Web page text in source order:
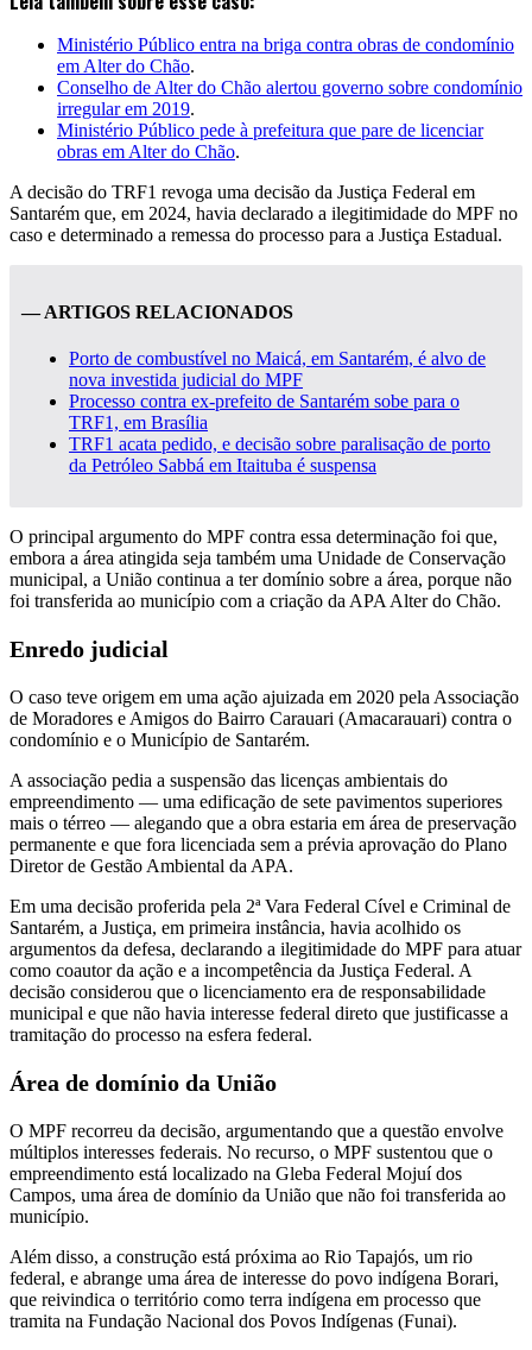
Ministério Público entra na briga contra obras de condomínio
em Alter do Chão.
Conselho de Alter do Chão alertou governo sobre condomínio
irregular em 2019.
Ministério Público pede à prefeitura que pare de licenciar
obras em Alter do Chão.
A decisão do TRF1 revoga uma decisão da Justiça Federal em
Santarém que, em 2024, havia declarado a ilegitimidade do MPF no
caso e determinado a remessa do processo para a Justiça Estadual.
— ARTIGOS RELACIONADOS
Porto de combustível no Maicá, em Santarém, é alvo de
nova investida judicial do MPF
Processo contra ex-prefeito de Santarém sobe para o
TRF1, em Brasília
TRF1 acata pedido, e decisão sobre paralisação de porto
da Petróleo Sabbá em Itaituba é suspensa
O principal argumento do MPF contra essa determinação foi que,
embora a área atingida seja também uma Unidade de Conservação
municipal, a União continua a ter domínio sobre a área, porque não
foi transferida ao município com a criação da APA Alter do Chão.
Enredo judicial
O caso teve origem em uma ação ajuizada em 2020 pela Associação
de Moradores e Amigos do Bairro Carauari (Amacarauari) contra o
condomínio e o Município de Santarém.
A associação pedia a suspensão das licenças ambientais do
empreendimento — uma edificação de sete pavimentos superiores
mais o térreo — alegando que a obra estaria em área de preservação
permanente e que fora licenciada sem a prévia aprovação do Plano
Diretor de Gestão Ambiental da APA.
Em uma decisão proferida pela 2ª Vara Federal Cível e Criminal de
Santarém, a Justiça, em primeira instância, havia acolhido os
argumentos da defesa, declarando a ilegitimidade do MPF para atuar
como coautor da ação e a incompetência da Justiça Federal. A
decisão considerou que o licenciamento era de responsabilidade
municipal e que não havia interesse federal direto que justificasse a
tramitação do processo na esfera federal.
Área de domínio da União
O MPF recorreu da decisão, argumentando que a questão envolve
múltiplos interesses federais. No recurso, o MPF sustentou que o
empreendimento está localizado na Gleba Federal Mojuí dos
Campos, uma área de domínio da União que não foi transferida ao
município.
Além disso, a construção está próxima ao Rio Tapajós, um rio
federal, e abrange uma área de interesse do povo indígena Borari,
que reivindica o território como terra indígena em processo que
tramita na Fundação Nacional dos Povos Indígenas (Funai).